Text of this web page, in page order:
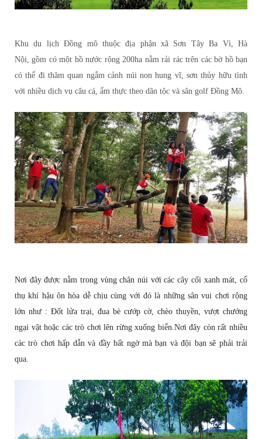
Khu du lịch Đồng mô thuộc địa phận xã Sơn Tây Ba Vì, Hà
Nội,gồm có một hồ nước rộng 200ha nằm rải rác trên các bờ hồ bạn
có thể đi thăm quan ngắm cảnh núi non hung vĩ, sơn thủy hữu tình
với nhiều dịch vụ câu cá, ẩm thực theo dân tộc và sân golf Đồng Mô.
Nơi đây được nằm trong vùng chân núi với các cây cối xanh mát, cổ
thụ khí hậu ôn hòa dễ chịu cùng với đó là những sân vui chơi rộng
lớn như : Đốt lửa trại, đua bè cướp cờ, chèo thuyền, vượt chướng
ngại vật hoặc các trò chơi lên rừng xuống biển.Nơi đây còn rất nhiều
các trò chơi hấp dẫn và đầy bất ngờ mà bạn và đội bạn sẽ phải trải
qua.